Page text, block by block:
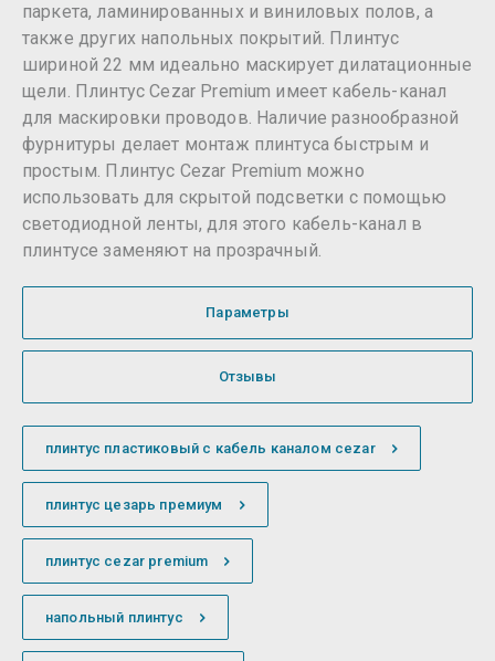
паркета, ламинированных и виниловых полов, а
также других напольных покрытий. Плинтус
шириной 22 мм идеально маскирует дилатационные
щели. Плинтус Cezar Premium имеет кабель-канал
для маскировки проводов. Наличие разнообразной
фурнитуры делает монтаж плинтуса быстрым и
простым. Плинтус Cezar Premium можно
использовать для скрытой подсветки с помощью
светодиодной ленты, для этого кабель-канал в
плинтусе заменяют на прозрачный.
Параметры
Отзывы
плинтус пластиковый с кабель каналом cezar
плинтус цезарь премиум
плинтус cezar premium
напольный плинтус